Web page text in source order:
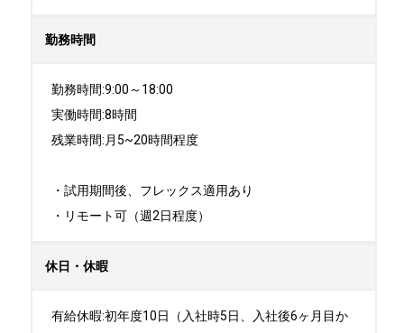
勤務時間
勤務時間:9:00～18:00
実働時間:8時間
残業時間:月5~20時間程度
・試用期間後、フレックス適用あり
・リモート可（週2日程度）
休日・休暇
有給休暇:初年度10日（入社時5日、入社後6ヶ月目か